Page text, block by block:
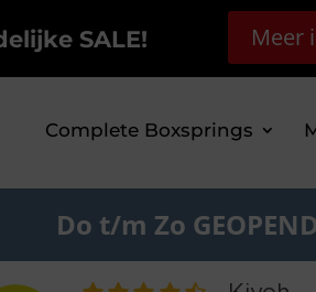
SALE! Meer
Complete Boxsprings
Do t/m Zo GEOPEND